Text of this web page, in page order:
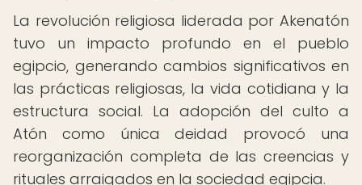
La revolución religiosa liderada por Akenatón
tuvo un impacto profundo en el pueblo
egipcio, generando cambios significativos en
las prácticas religiosas, la vida cotidiana y la
estructura social. La adopción del culto a
Atón como única deidad provocó una
reorganización completa de las creencias y
rituales arraigados en la sociedad egipcia.